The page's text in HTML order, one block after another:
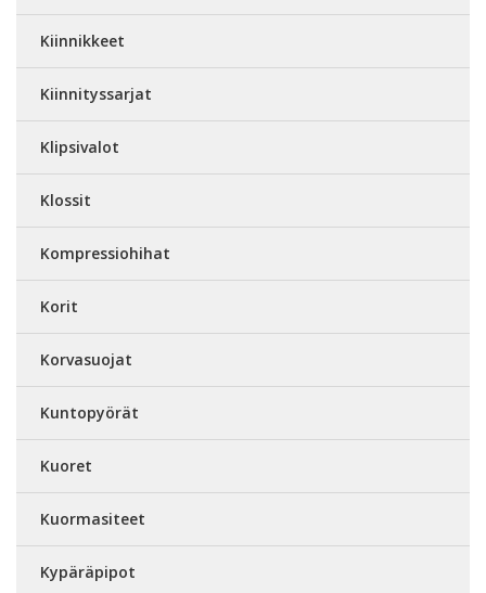
Kiinnikkeet
Kiinnityssarjat
Klipsivalot
Klossit
Kompressiohihat
Korit
Korvasuojat
Kuntopyörät
Kuoret
Kuormasiteet
Kypäräpipot